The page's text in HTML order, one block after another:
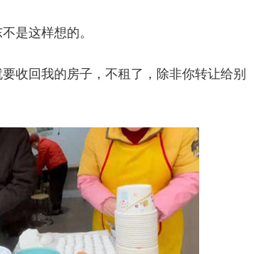
是这样想的。
收回我的房子，不租了，除非你转让给别